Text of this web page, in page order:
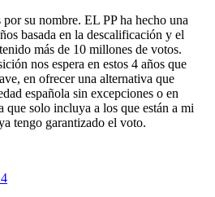
por su nombre. EL PP ha hecho una
basada en la descalificación y el
más de 10 millones de votos.
nos espera en estos 4 años que
en ofrecer una alternativa que
española sin excepciones o en
que solo incluya a los que están a mi
tengo garantizado el voto.